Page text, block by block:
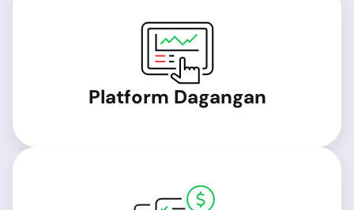
Platform Dagangan